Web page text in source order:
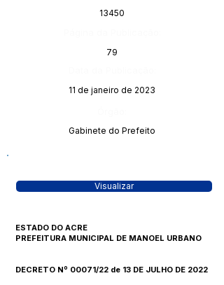
13450
79
11 de janeiro de 2023
Gabinete do Prefeito
Visualizar
ESTADO DO ACRE
PREFEITURA MUNICIPAL DE MANOEL URBANO
DECRETO Nº 00071/22 de 13 DE JULHO DE 2022